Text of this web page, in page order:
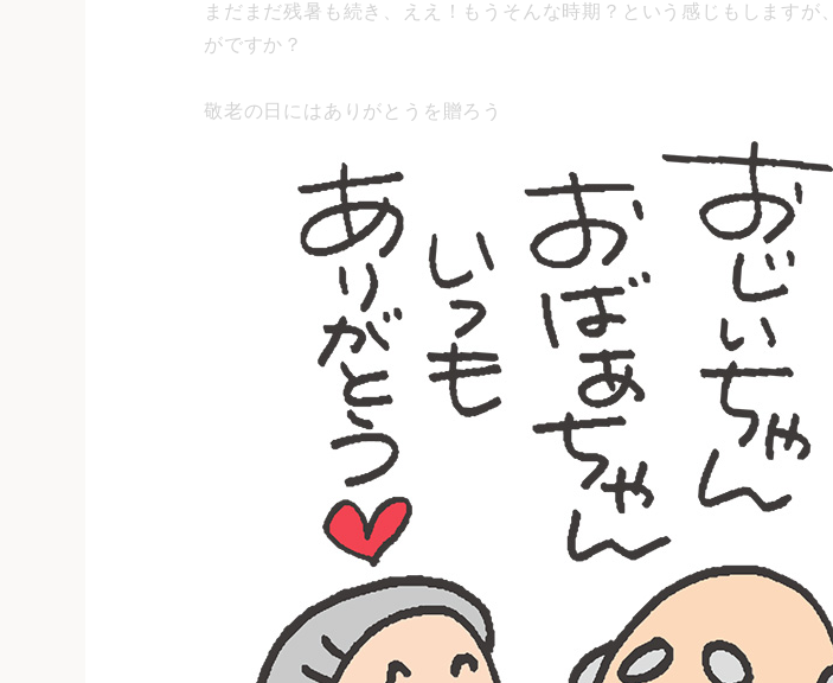
まだまだ残暑も続き、ええ！もうそんな時期？という感じもします
がですか？
敬老の日にはありがとうを贈ろう